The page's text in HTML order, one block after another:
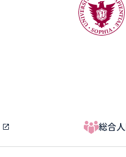
総合